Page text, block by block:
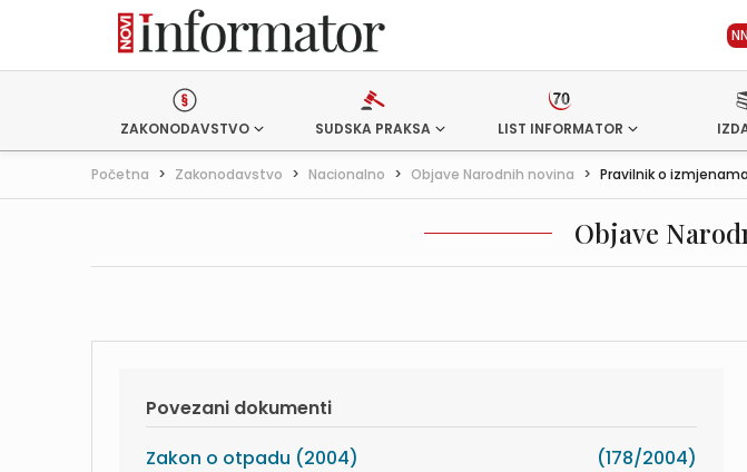
ZAKONODAVSTVO SUDSKA PRAKSA LIST INFORMATOR
Početna > Zakonodavstvo > Nacionalno > Objave Narodnih novina > Pravilnik o
Objave
Povezani dokumenti
Zakon o otpadu (2004)
(178/2004)